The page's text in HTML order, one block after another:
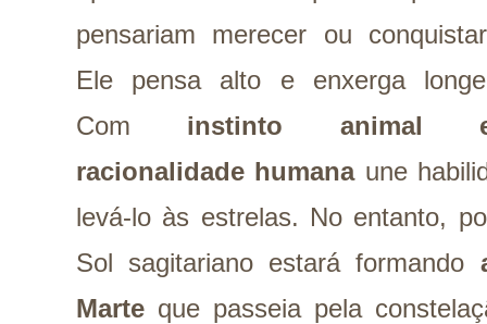
pensariam merecer ou
Ele pensa alto e enxerga
Com instinto animal
racionalidade humanaune
levá-lo às estrelas. No entanto,
Sol sagitariano estará formando
Marte que passeia pela